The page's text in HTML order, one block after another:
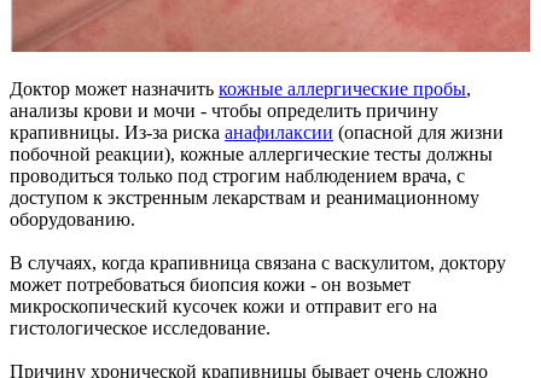
Доктор может назначить кожные аллергические пробы,
анализы крови и мочи - чтобы определить причину
крапивницы. Из-за риска анафилаксии (опасной для жизни
побочной реакции), кожные аллергические тесты должны
проводиться только под строгим наблюдением врача, с
доступом к экстренным лекарствам и реанимационному
оборудованию.
В случаях, когда крапивница связана с васкулитом, доктору
может потребоваться биопсия кожи - он возьмет
микроскопический кусочек кожи и отправит его на
гистологическое исследование.
Причину хронической крапивницы бывает очень сложно